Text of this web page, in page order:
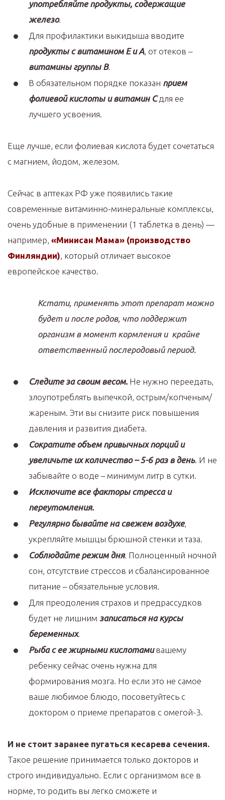
употребляйте продукты, содержащие
железо.
Для профилактики выкидыша вводите
продукты с витамином Е и А, от отеков –
витамины группы В.
В обязательном порядке показан прием
фолиевой кислоты и витамин С для ее
лучшего усвоения.
Еще лучше, если фолиевая кислота будет сочетаться
с магнием, йодом, железом.
Сейчас в аптеках РФ уже появились такие
современные витаминно-минеральные комплексы,
очень удобные в применении (1 таблетка в день) —
например, «Минисан Мама» (производство
Финляндии), который отличает высокое
европейское качество.
Кстати, применять этот препарат можно
будет и после родов, что поддержит
организм в момент кормления и крайне
ответственный послеродовый период.
Следите за своим весом. Не нужно переедать,
злоупотреблять выпечкой, острым/копченым/
жареным. Эти вы снизите риск повышения
давления и развития диабета.
Сократите объем привычных порций и
увеличьте их количество – 5-6 раз в день. И не
забывайте о воде – минимум литр в сутки.
Исключите все факторы стресса и
переутомления.
Регулярно бывайте на свежем воздухе,
укрепляйте мышцы брюшной стенки и таза.
Соблюдайте режим дня. Полноценный ночной
сон, отсутствие стрессов и сбалансированное
питание – обязательные условия.
Для преодоления страхов и предрассудков
будет не лишним записаться на курсы
беременных.
Рыба с ее жирными кислотамивашему
ребенку сейчас очень нужна для
формирования мозга. Но если это не самое
ваше любимое блюдо, посоветуйтесь с
доктором о приеме препаратов с омегой-3.
И не стоит заранее пугаться кесарева сечения.
Такое решение принимается только докторов и
строго индивидуально. Если с организмом все в
норме, то родить вы легко сможете и